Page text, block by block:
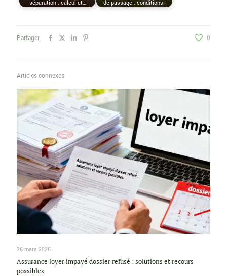
séparation : calcul et…
de passage : conditions…
Partager 0
Articles connexes
26 mars 2026
Assurance loyer impayé dossier refusé : solutions et recours
possibles